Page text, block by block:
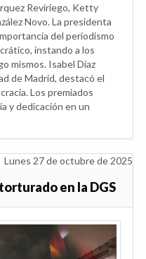
Reviriego, Ketty
Novo. La presidenta
del periodismo
instando a los
mismos. Isabel Díaz
de Madrid, destacó el
Los premiados
y dedicación en un
Lunes 27 de octubre de 2025
en la DGS